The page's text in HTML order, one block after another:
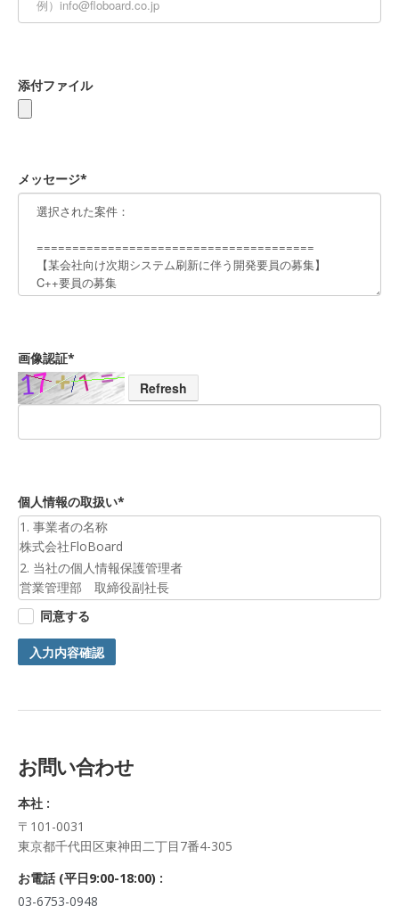
添付ファイル
メッセージ*
画像認証*
Refresh
個人情報の取扱い*
1. 事業者の名称
株式会社FloBoard
2. 当社の個人情報保護管理者
営業管理部 取締役副社長
3. 個人情報の利用目的
お預かりした個人情報は、お問合せへの対応のために利用いた
します。
4. 第三者提供について
ご入力頂く個人情報は第三者に提供しません。
正・追加・削除、利用の停止または消去、第三者への提供の停
口に申し出ることができます。
その際、弊社はご本人を確認させていただいたうえで、合理的
な期間内に対応いたします。
株式会社FloBoard 個人情報問合せ窓口
〒101-0031 東京都千代田区東神田二丁目7番4-305
同意する
入力内容確認
お問い合わせ
本社 :
〒101-0031
東京都千代田区東神田二丁目7番4-305
お電話 (平日9:00-18:00) :
03-6753-0948